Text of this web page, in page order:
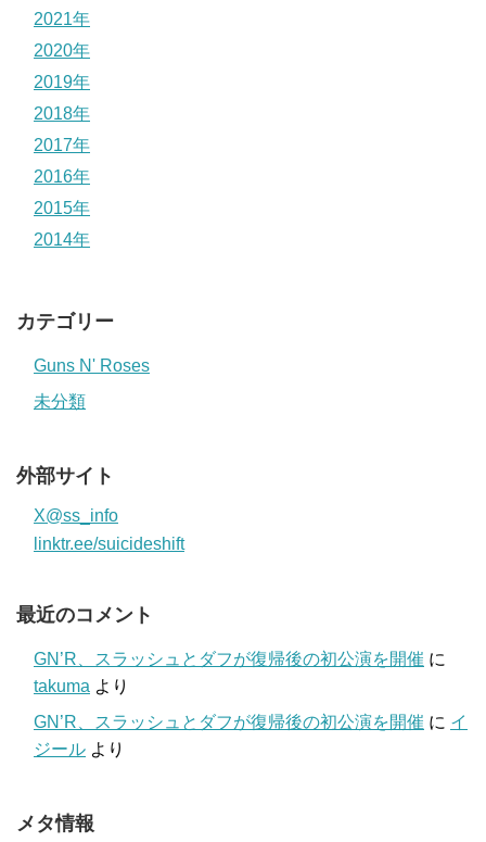
2021年
2020年
2019年
2018年
2017年
2016年
2015年
2014年
カテゴリー
Guns N' Roses
未分類
外部サイト
X@ss_info
linktr.ee/suicideshift
最近のコメント
GN’R、スラッシュとダフが復帰後の初公演を開催 に
takuma より
GN’R、スラッシュとダフが復帰後の初公演を開催 に イ
ジール より
メタ情報